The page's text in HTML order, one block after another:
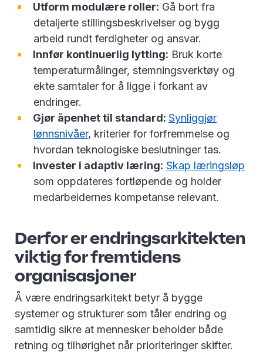
Utform modulære roller: Gå bort fra
detaljerte stillingsbeskrivelser og bygg
arbeid rundt ferdigheter og ansvar.
Innfør kontinuerlig lytting: Bruk korte
temperaturmålinger, stemningsverktøy og
ekte samtaler for å ligge i forkant av
endringer.
Gjør åpenhet til standard: Synliggjør
lønnsnivåer, kriterier for forfremmelse og
hvordan teknologiske beslutninger tas.
Invester i adaptiv læring: Skap læringsløp
som oppdateres fortløpende og holder
medarbeidernes kompetanse relevant.
Derfor er endringsarkitekten
viktig for fremtidens
organisasjoner
Å være endringsarkitekt betyr å bygge
systemer og strukturer som tåler endring og
samtidig sikre at mennesker beholder både
retning og tilhørighet når prioriteringer skifter.